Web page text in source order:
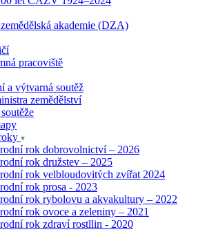
akademie (DZA)
pracoviště
a výtvarná soutěž
zemědělství
rok dobrovolnictví – 2026
rok družstev – 2025
rok velbloudovitých zvířat 2024
rok prosa - 2023
rok rybolovu a akvakultury – 2022
rok ovoce a zeleniny – 2021
rok zdraví rostllin - 2020